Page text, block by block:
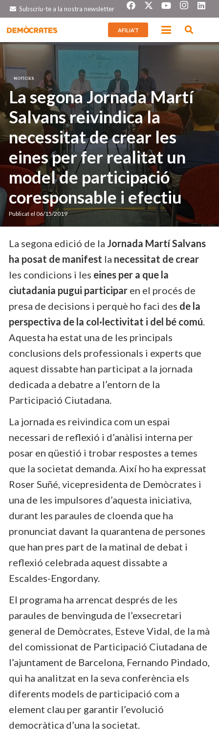
Subscriu-te a la nostra newsletter
AFILIA’T
NOTÍCIES
La segona Jornada Martí
Salvans reivindica la
necessitat de crear les
eines per fer realitat un
model de participació
coresponsable i efectiu
Publicat el 06/15/2019
La segona edició de la Jornada Martí Salvans
ha posat de manifest la necessitat de crear
les condicions i les eines per a que la
ciutadania pugui participar en el procés de
presa de decisions i perquè ho faci des de la
perspectiva de la col·lectivitat i del bé comú
Aquesta ha estat una de les principals
conclusions dels professionals i experts que
aquest dissabte han participat a la jornada
dedicada a debatre a l’entorn de la
Participació Ciutadana.
La jornada es reivindica com un espai
necessari de reflexió i d’anàlisi interna per
posar en qüestió i trobar respostes a temes
que la societat demanda. Així ho ha expressat
Roser Suñé, vicepresidenta de Demòcrates i
una de les impulsores d’aquesta iniciativa,
durant les paraules de cloenda que ha
pronunciat davant la quarantena de persones
que han pres part de la matinal de debat i
reflexió celebrada aquest dissabte a
Escaldes-Engordany.
El programa ha arrencat després de les
paraules de benvinguda de l’exsecretari
general de Demòcrates, Esteve Vidal, de la mà
del comissionat de Participació Ciutadana de
l’ajuntament de Barcelona, Fernando Pindado,
qui ha analitzat en la seva conferència els
diferents models de participació com a
element clau per garantir l’evolució
democràtica d’una la societat.